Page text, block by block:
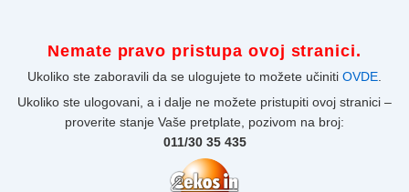
Nemate pravo pristupa ovoj stranici.
Ukoliko ste zaboravili da se ulogujete to možete učiniti OVDE
Ukoliko ste ulogovani, a i dalje ne možete pristupiti ovoj stranici –
proverite stanje Vaše pretplate, pozivom na broj:
011/30 35 435